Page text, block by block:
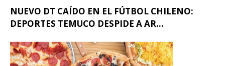
NUEVO DT CAÍDO EN EL FÚTBOL CHILENO:
DEPORTES TEMUCO DESPIDE A AR...